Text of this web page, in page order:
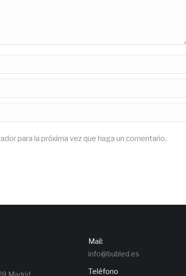
para la próxima vez que haga un comentario.
Mail:
info@bubled.es
Teléfono